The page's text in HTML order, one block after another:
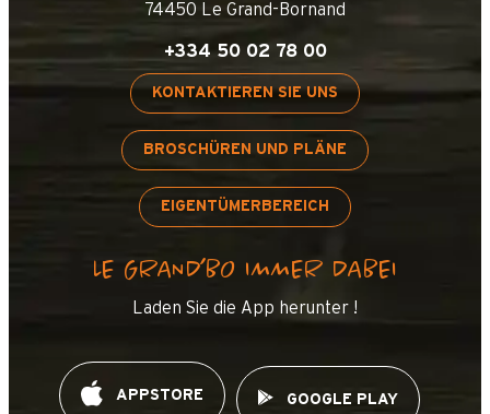
74450 Le Grand-Bornand
+334 50 02 78 00
KONTAKTIEREN SIE UNS
BROSCHÜREN UND PLÄNE
EIGENTÜMERBEREICH
LE GRAND’BO IMMER DABEI
Laden Sie die App herunter !
APPSTORE GOOGLE PLAY